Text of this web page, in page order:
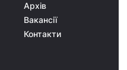
Архів
Вакансії
Контакти